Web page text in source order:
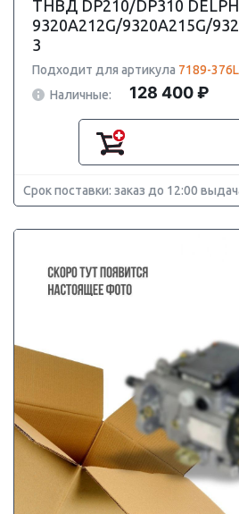
ТНВД DP210/DP310 DELPHI
9320A212G/9320A215G/
3
Подходит для артикула 7189-376L
Наличные:
128 400 ₽
Срок поставки: заказ до 12:00